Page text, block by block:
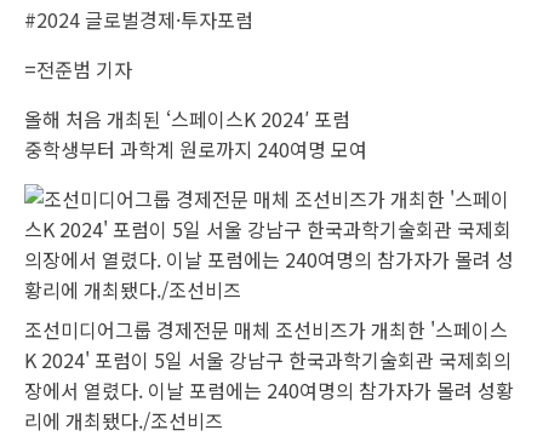
#2024 글로벌경제·투자포럼
=전준범 기자
올해 처음 개최된 ‘스페이스K 2024′ 포럼
중학생부터 과학계 원로까지 240여명 모여
조선미디어그룹 경제전문 매체 조선비즈가 개최한 '스페이스
K 2024' 포럼이 5일 서울 강남구 한국과학기술회관 국제회의
장에서 열렸다. 이날 포럼에는 240여명의 참가자가 몰려 성황
리에 개최됐다./조선비즈